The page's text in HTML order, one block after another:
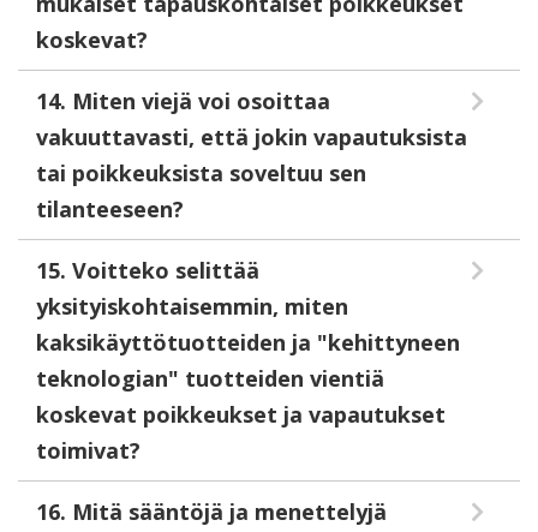
koskevat?
14. Miten viejä voi osoittaa
vakuuttavasti, että jokin vapautuksista
tai poikkeuksista soveltuu sen
tilanteeseen?
15. Voitteko selittää
yksityiskohtaisemmin, miten
kaksikäyttötuotteiden ja "kehittyneen
teknologian" tuotteiden vientiä
koskevat poikkeukset ja vapautukset
toimivat?
16. Mitä sääntöjä ja menettelyjä